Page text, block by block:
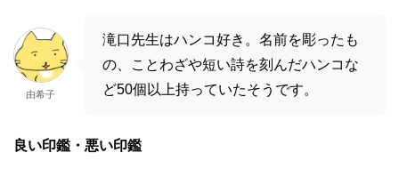
由希子
滝口先生はハンコ好き。名前を彫ったも
の、ことわざや短い詩を刻んだハンコな
ど50個以上持っていたそうです。
良い印鑑・悪い印鑑